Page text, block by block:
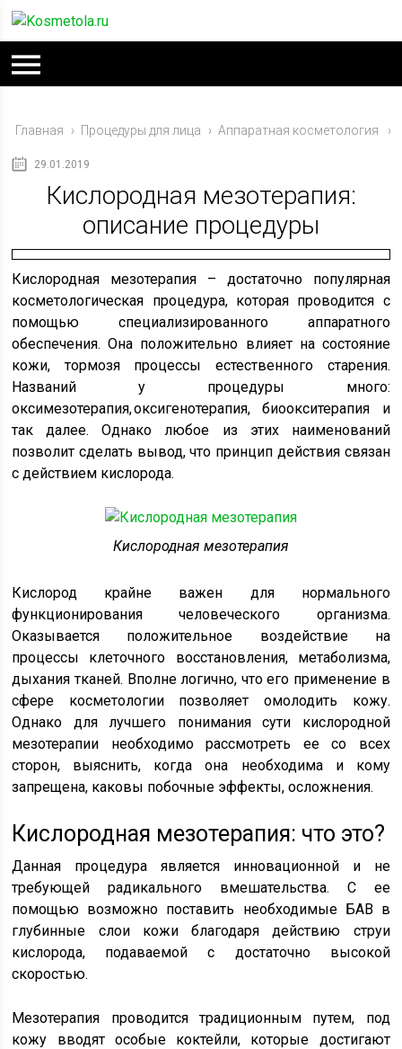
Главная › Процедуры для лица › Аппаратная косметология
29.01.2019
Кислородная мезотерапия:
описание процедуры
Кислородная мезотерапия – достаточно популярная
косметологическая процедура, которая проводится с
помощью специализированного аппаратного
обеспечения. Она положительно влияет на состояние
кожи, тормозя процессы естественного старения.
Названий у процедуры много:
оксимезотерапия, оксигенотерапия, биоокситерапия и
так далее. Однако любое из этих наименований
позволит сделать вывод, что принцип действия связан
с действием кислорода.
Кислородная мезотерапия
Кислород крайне важен для нормального
функционирования человеческого организма.
Оказывается положительное воздействие на
процессы клеточного восстановления, метаболизма,
дыхания тканей. Вполне логично, что его применение в
сфере косметологии позволяет омолодить кожу.
Однако для лучшего понимания сути кислородной
мезотерапии необходимо рассмотреть ее со всех
сторон, выяснить, когда она необходима и кому
запрещена, каковы побочные эффекты, осложнения.
Кислородная мезотерапия: что это?
Данная процедура является инновационной и не
требующей радикального вмешательства. С ее
помощью возможно поставить необходимые БАВ в
глубинные слои кожи благодаря действию струи
кислорода, подаваемой с достаточно высокой
скоростью.
Мезотерапия проводится традиционным путем, под
кожу вводят особые коктейли, которые достигают